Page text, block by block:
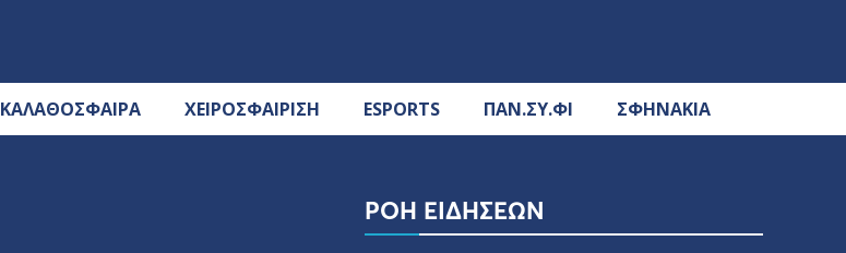
ΚΑΛΑΘΟΣΦΑΙΡΑ ΧΕΙΡΟΣΦΑΙΡΙΣΗ ESPORTS ΠΑΝ.ΣΥ.ΦΙ ΣΦΗΝΑΚΙΑ
ΡΟΗ ΕΙΔΗΣΕΩΝ